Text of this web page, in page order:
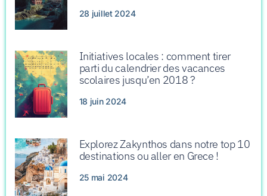
28 juillet 2024
Initiatives locales : comment tirer
parti du calendrier des vacances
scolaires jusqu’en 2018 ?
18 juin 2024
Explorez Zakynthos dans notre top 10
destinations ou aller en Grece !
25 mai 2024